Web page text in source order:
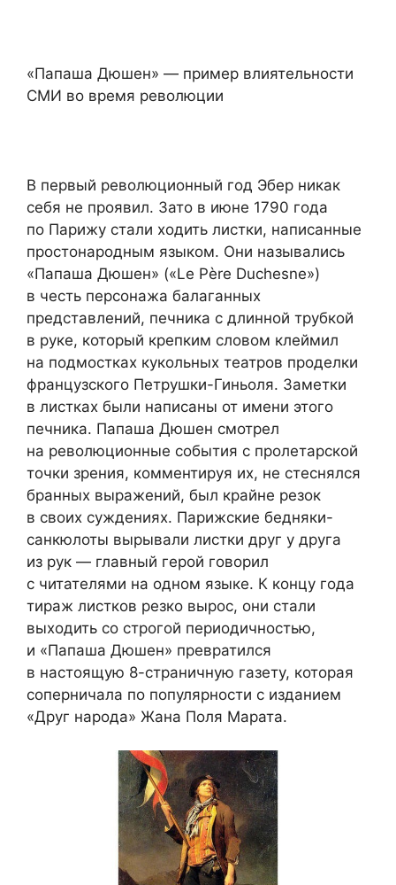
«Папаша Дюшен» — пример влиятельности
СМИ во время революции
В первый революционный год Эбер никак
себя не проявил. Зато в июне 1790 года
по Парижу стали ходить листки, написанные
простонародным языком. Они назывались
«Папаша Дюшен» («Le Père Duchesne»)
в честь персонажа балаганных
представлений, печника с длинной трубкой
в руке, который крепким словом клеймил
на подмостках кукольных театров проделки
французского Петрушки-Гиньоля. Заметки
в листках были написаны от имени этого
печника. Папаша Дюшен смотрел
на революционные события с пролетарской
точки зрения, комментируя их, не стеснялся
бранных выражений, был крайне резок
в своих суждениях. Парижские бедняки-
санкюлоты вырывали листки друг у друга
из рук — главный герой говорил
с читателями на одном языке. К концу года
тираж листков резко вырос, они стали
выходить со строгой периодичностью,
и «Папаша Дюшен» превратился
в настоящую 8-страничную газету, которая
соперничала по популярности с изданием
«Друг народа» Жана Поля Марата.